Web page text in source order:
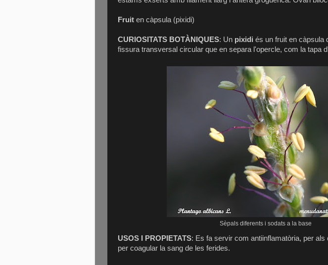
Fruit en càpsula (pixidi)
CURIOSITATS BOTÀNIQUES: Un pixidi és un fruit en càpsula
fissura transversal circular que en separa l'opercle, com la tapa
Sèpals diferents i sodats a la base
USOS I PROPIETATS: Es fa servir com antiinflamatòria, per als
per coagular la sang de les ferides.